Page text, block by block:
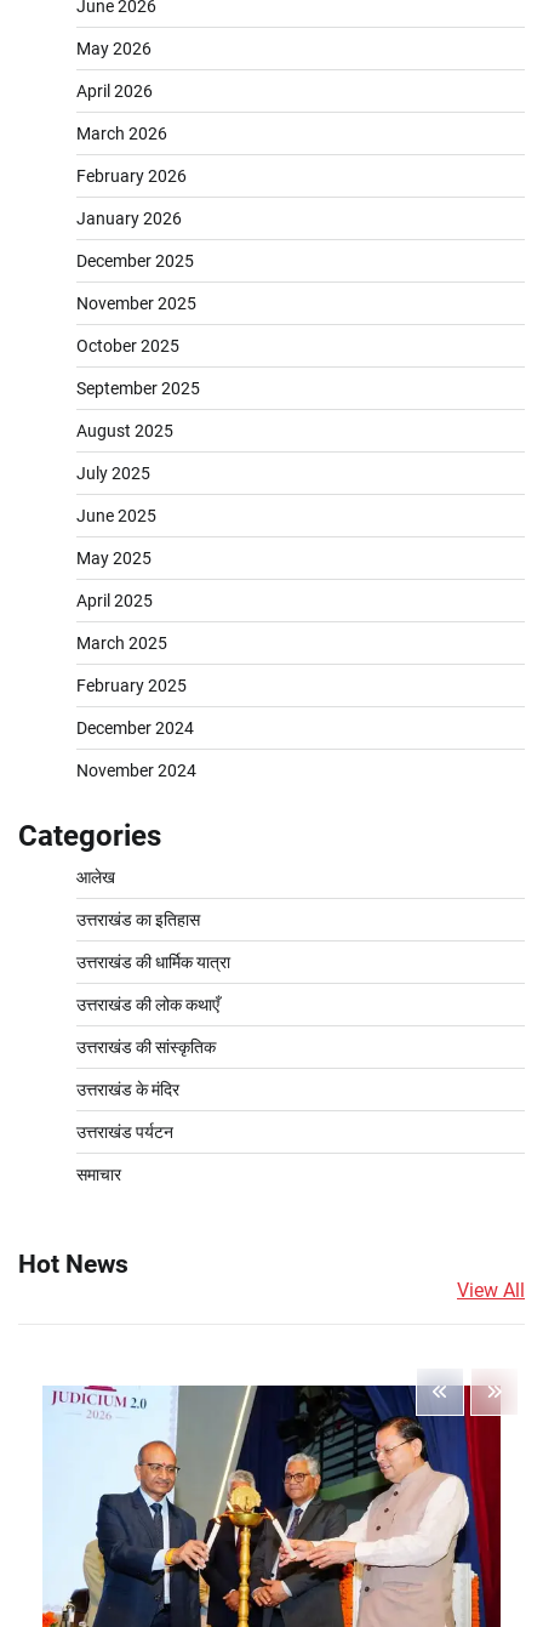
June 2026
May 2026
April 2026
March 2026
February 2026
January 2026
December 2025
November 2025
October 2025
September 2025
August 2025
July 2025
June 2025
May 2025
April 2025
March 2025
February 2025
December 2024
November 2024
Categories
आलेख
उत्तराखंड का इतिहास
उत्तराखंड की धार्मिक यात्रा
उत्तराखंड की लोक कथाएँ
उत्तराखंड की सांस्कृतिक
उत्तराखंड के मंदिर
उत्तराखंड पर्यटन
समाचार
Hot News
View All